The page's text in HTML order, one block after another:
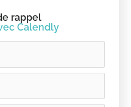
rappel
Calendly